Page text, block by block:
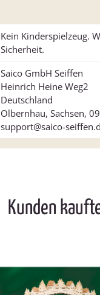
Kein Kinderspielzeug.
Sicherheit.
Saico GmbH Seiffen
Heinrich Heine Weg2
Deutschland
Olbernhau, Sachsen,
support@saico-
Kunden